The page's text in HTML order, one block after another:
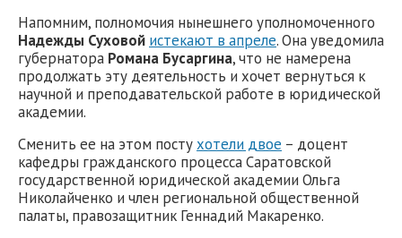
Напомним, полномочия нынешнего уполномоченного
Надежды Суховой истекают в апреле. Она уведомила
губернатора Романа Бусаргина, что не намерена
продолжать эту деятельность и хочет вернуться к
научной и преподавательской работе в юридической
академии.
Сменить ее на этом постухотели двое – доцент
кафедры гражданского процесса Саратовской
государственной юридической академии Ольга
Николайченко и член региональной общественной
палаты, правозащитник Геннадий Макаренко.